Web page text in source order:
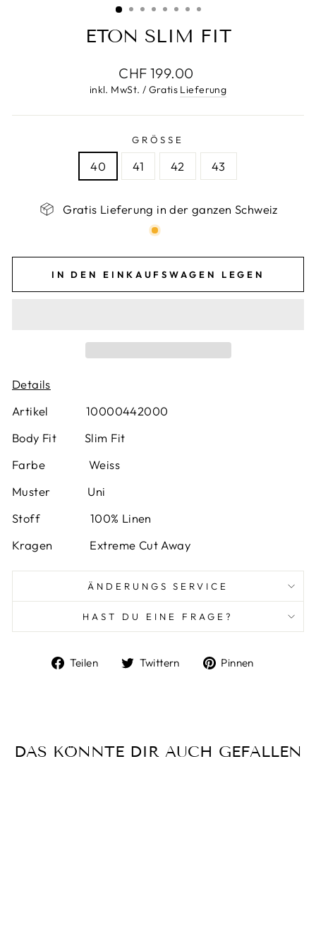
ETON SLIM FIT
Normaler
Preis
CHF 199.00
inkl. MwSt. / Gratis Lieferung
GRÖSSE
40 41 42 43
Gratis Lieferung in der ganzen Schweiz
IN DEN EINKAUFSWAGEN LEGEN
Details
Artikel 10000442000
Body Fit Slim Fit
Farbe
Weiss
Muster Uni
Stoff 100% Linen
Kragen Extreme Cut Away
ÄNDERUNGS SERVICE
HAST DU EINE FRAGE?
Teilen
Auf
Twittern
Auf
Pinnen
DAS KÖNNTE DIR AUCH GEFALLEN